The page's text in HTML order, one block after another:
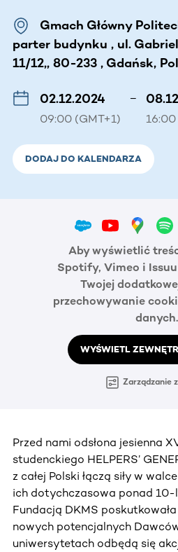
Gmach Główny
parter budynku , ul.
11/12,, 80-233 , Gdańsk,
02.12.2024
09:00 (GMT+1)
–
16:00
DODAJ DO KALENDARZA
Aby wyświetlić
Spotify, Vimeo i
Twojej
przechowywanie
danych.
WYŚWIETL
Zarządzanie
Przed nami odsłona jesienna
studenckiego HELPERS’
z całej Polski łączą siły w
ich dotychczasowa ponad 10-
Fundacją DKMS
nowych potencjalnych
uniwersytetach odbędą się